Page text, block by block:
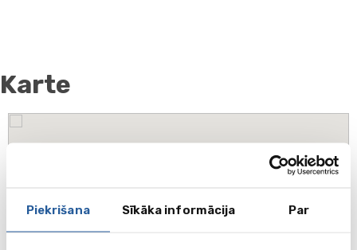
Piekrišana Sīkāka informācija Par
Karte